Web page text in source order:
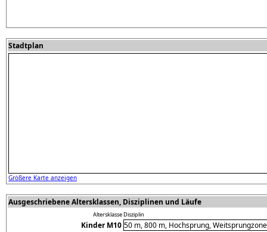
Stadtplan
Größere Karte anzeigen
Ausgeschriebene Altersklassen, Disziplinen und Läufe
AltersklasseDisziplin
Kinder M10 50 m, 800 m, Hochsprung,